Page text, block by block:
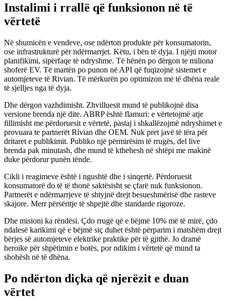
Instalimi i rrallë që funksionon në të
vërtetë
Në shumicën e vendeve, ose ndërton produkte për konsumatorin,
ose infrastrukturë për ndërmarrjet. Këtu, i bën të dyja. I njëjti motor
planifikimi, sipërfaqe të ndryshme. Të hënën po dërgon te miliona
shoferë EV. Të martën po punon në API që fuqizojnë sistemet e
automjeteve të Rivian. Të mërkurën po optimizon me të dhëna reale
të sjelljes nga të dyja.
Dhe dërgon vazhdimisht. Zhvilluesit mund të publikojnë disa
versione brenda një dite. ABRP është flamuri: e vërtetojmë atje
fillimisht me përdoruesit e vërtetë, pastaj i shkallëzojmë ndryshimet e
provuara te partnerët Rivian dhe OEM. Nuk pret javë të tëra për
dritaret e publikimit. Publiko një përmirësim të rrugës, del live
brenda pak minutash, dhe mund të kthehesh në shtëpi me makinë
duke përdorur punën tënde.
Cikli i reagimeve është i ngushtë dhe i sinqertë. Përdoruesit
konsumatorë do të të thonë saktësisht se çfarë nuk funksionon.
Partnerët e ndërmarrjeve të shtyjnë drejt besueshmërisë dhe rasteve
skajore. Merr përsëritje të shpejtë dhe standarde rigoroze.
Dhe misioni ka rëndësi. Çdo rrugë që e bëjmë 10% më të mirë, çdo
ndalesë karikimi që e bëjmë siç duhet është përparim i matshëm drejt
bërjes së automjeteve elektrike praktike për të gjithë. Jo dramë
heroike për shpëtimin e botës, por ndikim i vërtetë që mund ta
shohësh në të dhëna.
Po ndërton diçka që njerëzit e duan
vërtet